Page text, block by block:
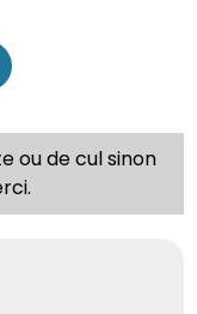
ou de cul sinon